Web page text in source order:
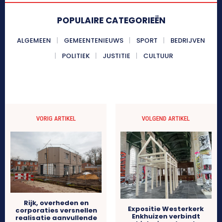
POPULAIRE CATEGORIEËN
ALGEMEEN GEMEENTENIEUWS SPORT
BEDRIJVEN
POLITIEK
JUSTITIE CULTUUR
VORIG ARTIKEL
Rijk, overheden en
corporaties versnellen
realisatie aanvullende
VOLGEND ARTIKEL
Expositie Westerkerk
Enkhuizen verbindt